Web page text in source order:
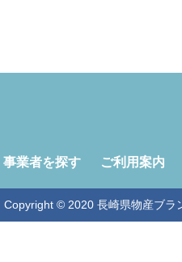
事業者を探す ご利用案内
Copyright © 2020 長崎県物産ブラ